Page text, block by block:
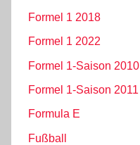
Formel 1 2018
Formel 1 2022
Formel 1-Saison 2010
Formel 1-Saison 2011
Formula E
Fußball